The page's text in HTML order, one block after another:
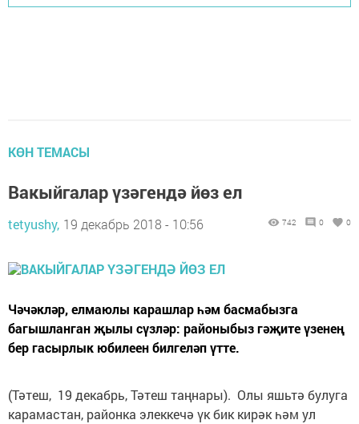
КӨН ТЕМАСЫ
Вакыйгалар үзәгендә йөз ел
tetyushy, 19 декабрь 2018 - 10:56 742 0 0
Чәчәкләр, елмаюлы карашлар һәм басмабызга
багышланган җылы сүзләр: районыбыз гәҗите үзенең
бер гасырлык юбилеен билгеләп үтте.
(Тәтеш, 19 декабрь, Тәтеш таңнары). Олы яшьтә булуга
карамастан, районка элеккечә үк бик кирәк һәм ул